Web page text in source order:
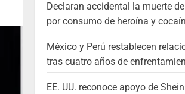
Declaran accidental la muerte
por consumo de heroína y
México y Perú restablecen
tras cuatro años de
EE. UU. reconoce apoyo de